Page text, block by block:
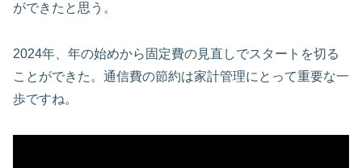
ができたと思う。
2024年、年の始めから固定費の見直しでスタートを切る
ことができた。通信費の節約は家計管理にとって重要な一
歩ですね。